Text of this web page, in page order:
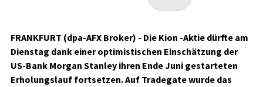
FRANKFURT (dpa-AFX Broker) - Die Kion -Aktie dürfte am
Dienstag dank einer optimistischen Einschätzung der
US-Bank Morgan Stanley ihren Ende Juni gestarteten
Erholungslauf fortsetzen. Auf Tradegate wurde das